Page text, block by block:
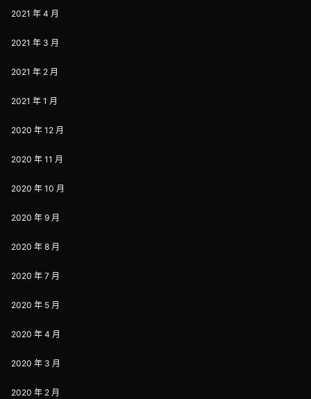
2021 年 4 月
2021 年 3 月
2021 年 2 月
2021 年 1 月
2020 年 12 月
2020 年 11 月
2020 年 10 月
2020 年 9 月
2020 年 8 月
2020 年 7 月
2020 年 5 月
2020 年 4 月
2020 年 3 月
2020 年 2 月